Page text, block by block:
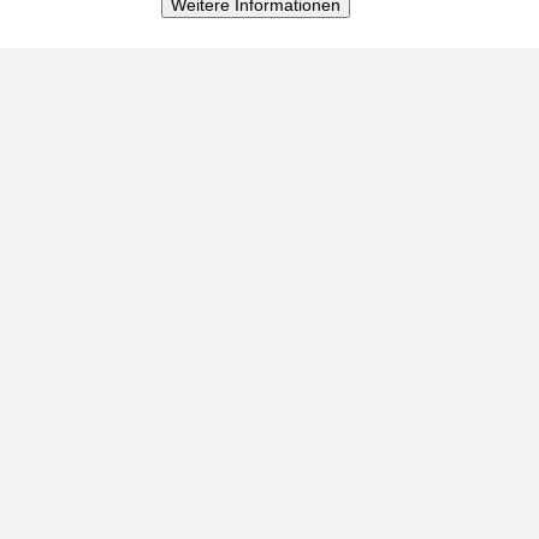
Weitere Informationen